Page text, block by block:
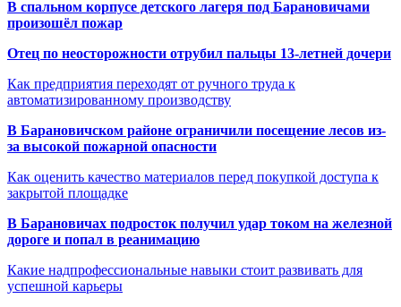
В спальном корпусе детского лагеря под Барановичами
произошёл пожар
Отец по неосторожности отрубил пальцы 13-летней дочери
Как предприятия переходят от ручного труда к
автоматизированному производству
В Барановичском районе ограничили посещение лесов из-
за высокой пожарной опасности
Как оценить качество материалов перед покупкой доступа к
закрытой площадке
В Барановичах подросток получил удар током на железной
дороге и попал в реанимацию
Какие надпрофессиональные навыки стоит развивать для
успешной карьеры